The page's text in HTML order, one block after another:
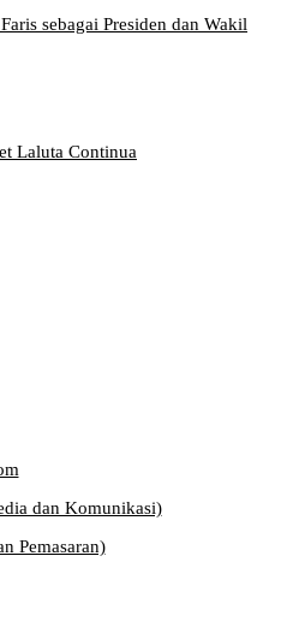
sebagai Presiden dan Wakil
Laluta Continua
dan Komunikasi)
Pemasaran)